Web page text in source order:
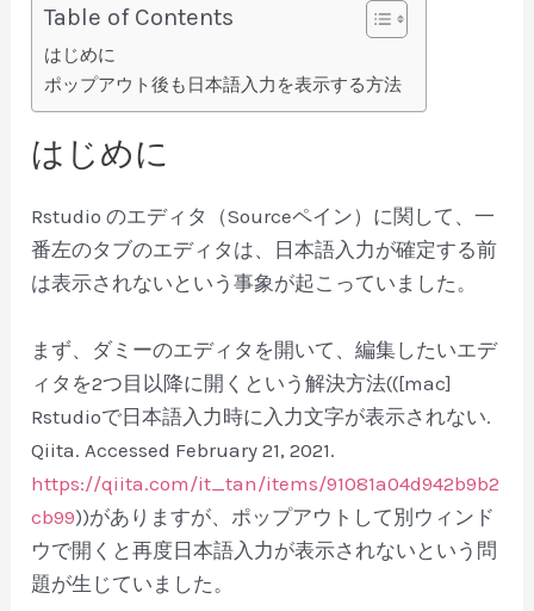
Table of Contents
はじめに
ポップアウト後も日本語入力を表示する方法
はじめに
Rstudio のエディタ（Sourceペイン）に関して、一
番左のタブのエディタは、日本語入力が確定する前
は表示されないという事象が起こっていました。
まず、ダミーのエディタを開いて、編集したいエデ
ィタを2つ目以降に開くという解決方法(([mac]
Rstudioで日本語入力時に入力文字が表示されない.
Qiita. Accessed February 21, 2021.
https://qiita.com/it_tan/items/91081a04d942b9b2
cb99))がありますが、ポップアウトして別ウィンド
ウで開くと再度日本語入力が表示されないという問
題が生じていました。